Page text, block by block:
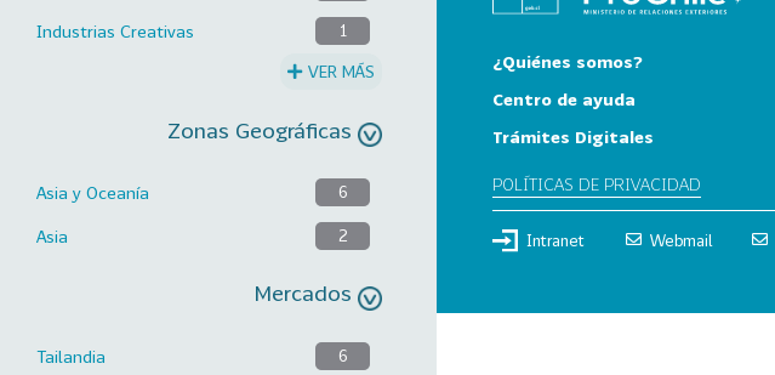
Industrias Creativas 1
VER MÁS
Zonas Geográficas
Asia y Oceanía 6
Asia 2
Mercados
Tailandia 6
¿Quiénes somos?
Centro de ayuda
Trámites Digitales
POLÍTICAS DE PRIVACIDAD
Intranet Webmail